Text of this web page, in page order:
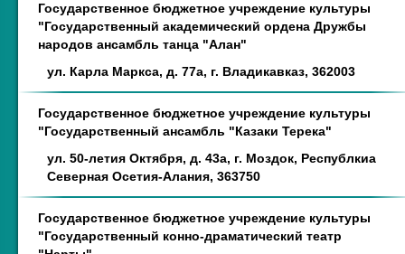
Государственное бюджетное учреждение культуры
"Государственный академический ордена Дружбы
народов ансамбль танца "Алан"
ул. Карла Маркса, д. 77а, г. Владикавказ, 362003
Государственное бюджетное учреждение культуры
"Государственный ансамбль "Казаки Терека"
ул. 50-летия Октября, д. 43а, г. Моздок, Республкиа
Северная Осетия-Алания, 363750
Государственное бюджетное учреждение культуры
"Государственный конно-драматический театр